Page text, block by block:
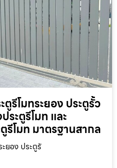
รีโมทระยอง ประตูรั้ว
ะตูรีโมท และ
รีโมท มาตรฐานสากล
ยอง ประตูรั